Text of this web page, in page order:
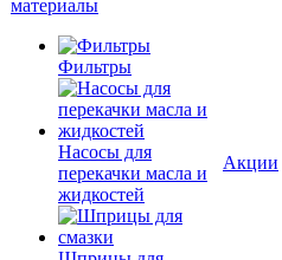
материалы
Фильтры
Насосы для
перекачки масла и
жидкостей
Акции